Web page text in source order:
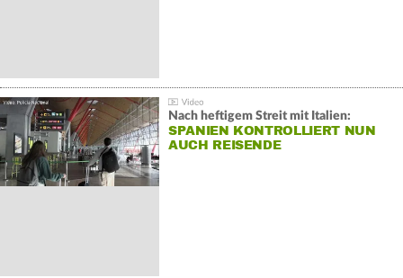
Nach heftigem Streit mit Italien:
SPANIEN KONTROLLIERT NUN
AUCH REISENDE